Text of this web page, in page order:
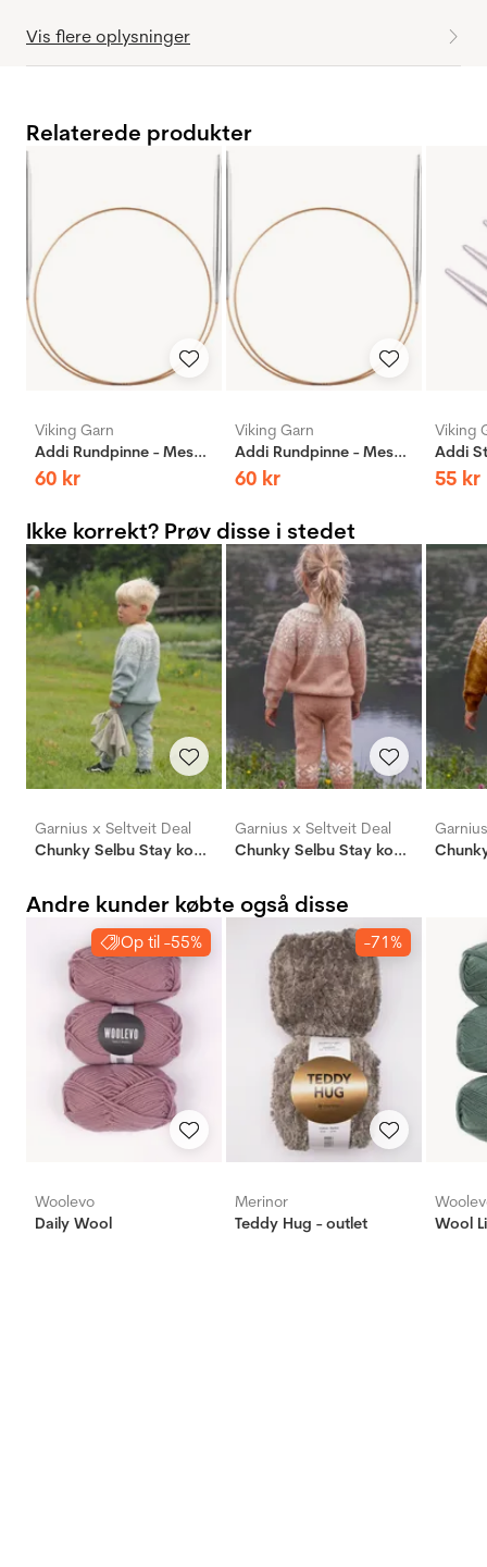
Vis flere oplysninger
Relaterede produkter
Viking Garn
Addi Rundpinne - Messing - 60cm - 3,5mm
60 kr
Viking Garn
Addi Rundpinne - Messing - 80cm - 3,5mm
60 kr
Viking
55 kr
Ikke korrekt? Prøv disse i stedet
Garnius x Seltveit Deal
Chunky Selbu Stay komplett pakkedeal
Garnius x Seltveit Deal
Chunky Selbu Stay komplett pakkedeal
Andre kunder købte også disse
Op til -55%
Woolevo
Daily Wool
-71%
Merinor
Teddy Hug - outlet
Wool